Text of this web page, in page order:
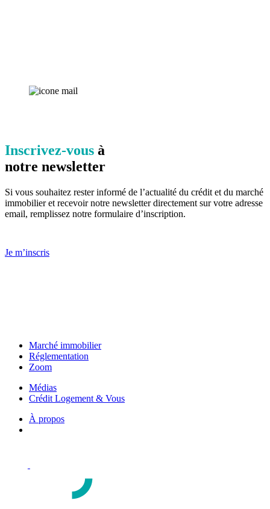
Inscrivez-vous à
notre newsletter
Si vous souhaitez rester informé de l’actualité du crédit et du marché
immobilier et recevoir notre newsletter directement sur votre adresse
email, remplissez notre formulaire d’inscription.
Je m’inscris
Marché immobilier
Réglementation
Zoom
Médias
Crédit Logement & Vous
À propos